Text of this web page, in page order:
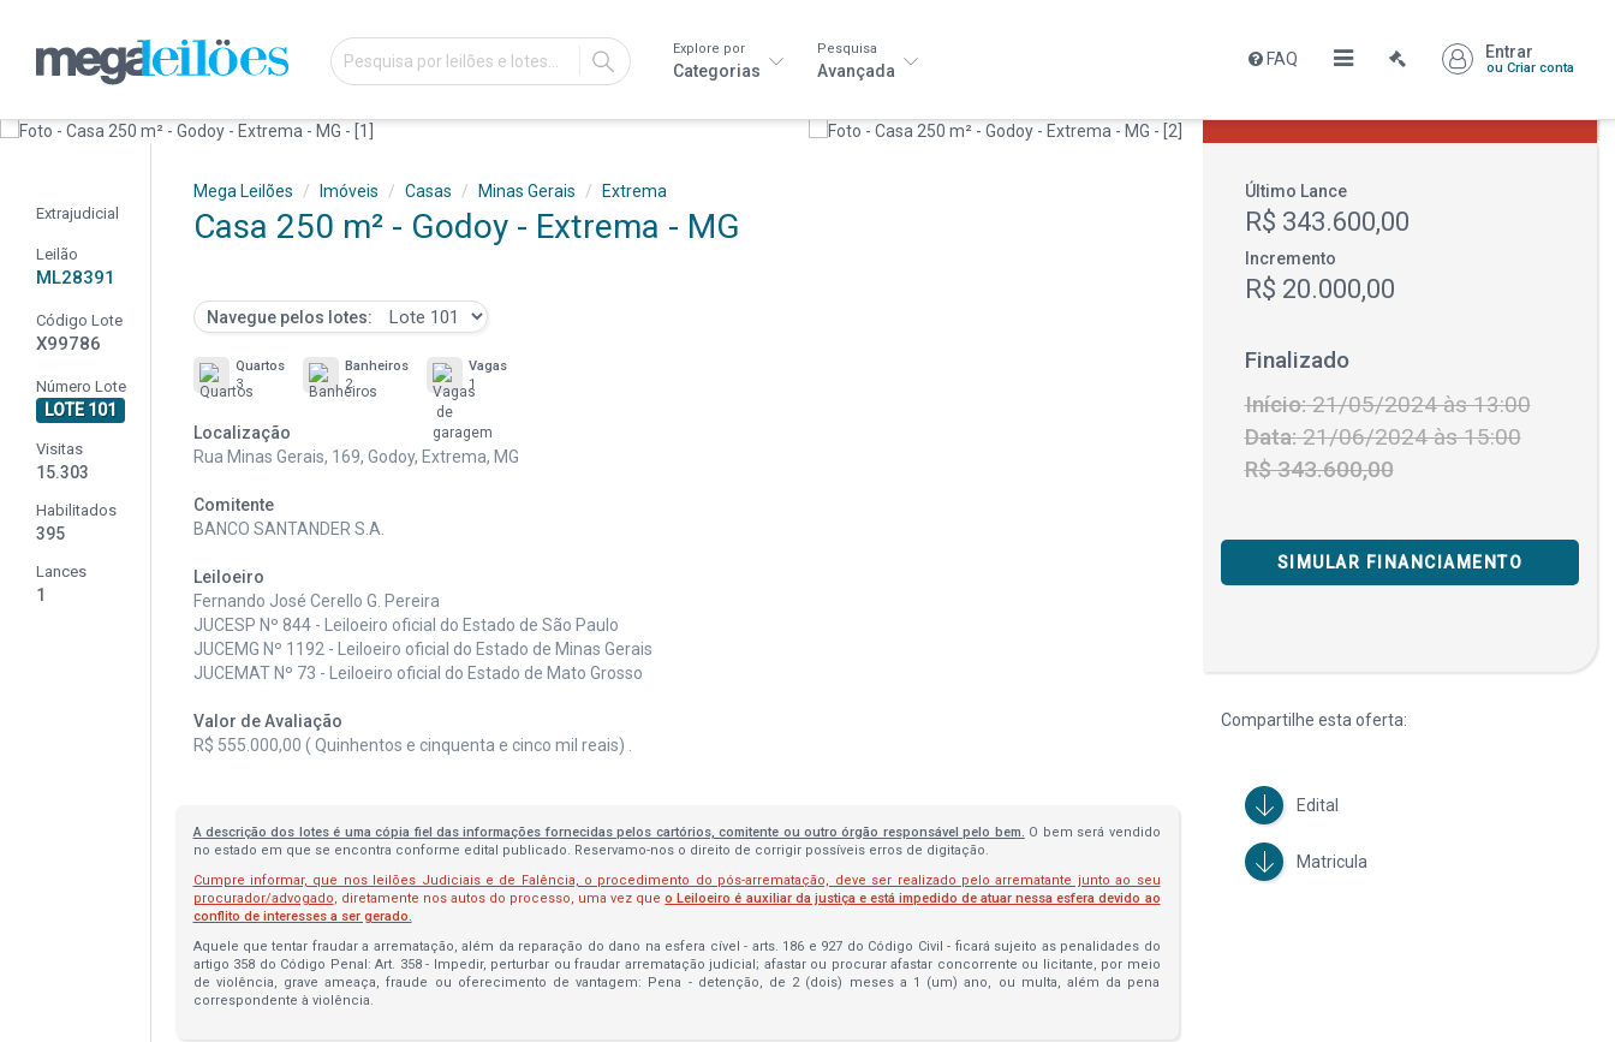
IR
Explore por
Categorias
Pesquisa
Avançada
FAQ Entrar
ou Criar conta
Leilão encerrado
Extrajudicial
Leilão
ML28391
Código Lote
X99786
Número Lote
LOTE 101
Visitas
15.303
Habilitados
395
Lances
1
Mega Leilões Imóveis Casas Minas Gerais Extrema
Casa 250 m² - Godoy - Extrema - MG
Navegue pelos lotes:
Quartos
3
Banheiros
2
Vagas
1
Localização
Rua Minas Gerais, 169, Godoy, Extrema, MG
Comitente
BANCO SANTANDER S.A.
Leiloeiro
Fernando José Cerello G. Pereira
JUCESP Nº 844 - Leiloeiro oficial do Estado de São Paulo
JUCEMG Nº 1192 - Leiloeiro oficial do Estado de Minas Gerais
JUCEMAT Nº 73 - Leiloeiro oficial do Estado de Mato Grosso
Valor de Avaliação
R$ 555.000,00 ( Quinhentos e cinquenta e cinco mil reais) .
A descrição dos lotes é uma cópia fiel das informações fornecidas pelos cartórios, comitente ou outro órgão responsável pelo bem. O bem será vendido
no estado em que se encontra conforme edital publicado. Reservamo-nos o direito de corrigir possíveis erros de digitação.
Cumpre informar, que nos leilões Judiciais e de Falência, o procedimento do pós-arrematação, deve ser realizado pelo arrematante junto ao seu
procurador/advogado, diretamente nos autos do processo, uma vez queo Leiloeiro é auxiliar da justiça e está impedido de atuar nessa esfera devido ao
conflito de interesses a ser gerado.
Aquele que tentar fraudar a arrematação, além da reparação do dano na esfera cível - arts. 186 e 927 do Código Civil - ficará sujeito as penalidades do
artigo 358 do Código Penal: Art. 358 - Impedir, perturbar ou fraudar arrematação judicial; afastar ou procurar afastar concorrente ou licitante, por meio
de violência, grave ameaça, fraude ou oferecimento de vantagem: Pena - detenção, de 2 (dois) meses a 1 (um) ano, ou multa, além da pena
correspondente à violência.
Último Lance
R$ 343.600,00
Incremento
R$ 20.000,00
Finalizado
Início:21/05/2024 às 13:00
Data:21/06/2024 às 15:00
R$ 343.600,00
SIMULAR FINANCIAMENTO
Compartilhe esta oferta:
Edital
Matricula